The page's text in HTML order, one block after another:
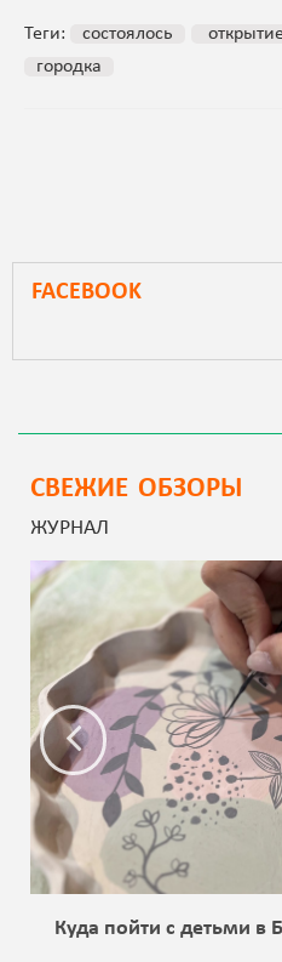
Теги: состоялось
городка
FACEBOOK
СВЕЖИЕ ОБЗОРЫ
ЖУРНАЛ
Куда пойти с детьми в